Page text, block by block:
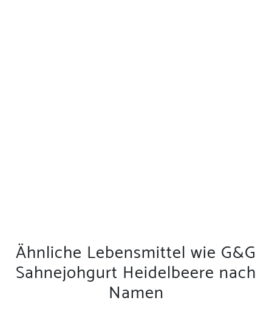
Ähnliche Lebensmittel wie G&G
Sahnejohgurt Heidelbeere nach
Namen